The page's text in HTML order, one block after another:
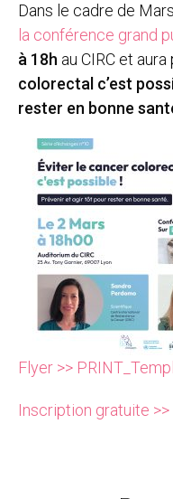
Dans le cadre de
la conférence grand
à 18h au CIRC et
colorectal c’est
rester en bonne
Flyer >>
Inscription gratuite >>